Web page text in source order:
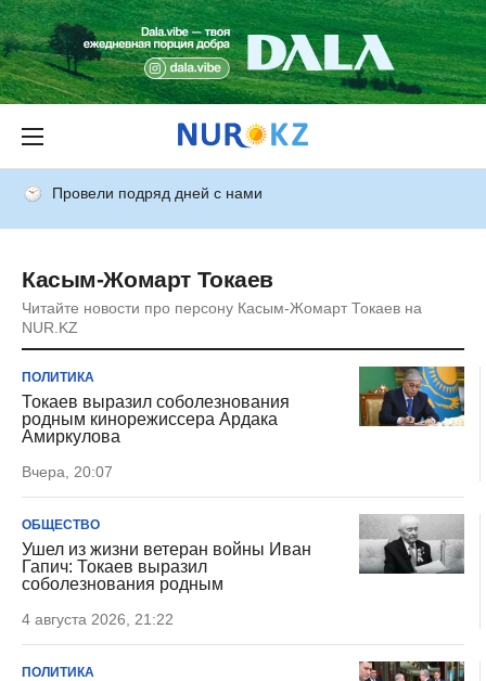
Провели подряд дней с нами
Касым-Жомарт Токаев
Читайте новости про персону Касым-Жомарт Токаев на
NUR.KZ
ПОЛИТИКА
Токаев выразил соболезнования
родным кинорежиссера Ардака
Амиркулова
Вчера, 20:07
ОБЩЕСТВО
Ушел из жизни ветеран войны Иван
Гапич: Токаев выразил
соболезнования родным
4 августа 2026, 21:22
ПОЛИТИКА